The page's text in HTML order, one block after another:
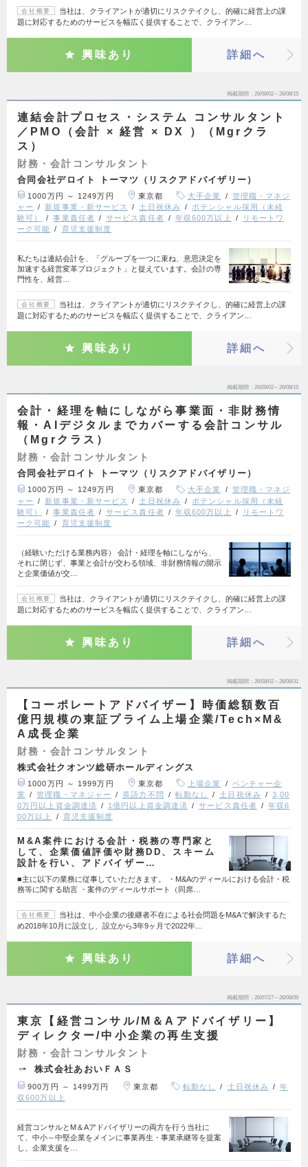
会社概要
当社は、クライアントが適切にリスクテイクし、的確に経営上の課
題に対応するためのサービスを幅広く提供することで、クライアン…
興味あり 詳細へ
掲載期間 26/08/02～26/08/15
連結会計プロセス・システム コンサルタント
／PMO（会計 × 経営 × DX ）（Mgrクラ
ス）
財務・会計コンサルタント
合同会社デロイト トーマツ（リスクアドバイザリー）
1000万円 ～ 1249万円 東京都 大手企業
管理職・マネジ
ャー
新規事業・新サービス 土日祝休み
ポテンシャル採用（未経
験可）
事業責任者 サービス責任者 年収600万以上
リモートワ
ーク可能
育児支援制度
私たちは連結会計を、「グループを一つに束ね、意思決定を
加速する経営変革プロジェクト」と捉えています。会計の専
門性を、経営…
会社概要
当社は、クライアントが適切にリスクテイクし、的確に経営上の課
題に対応するためのサービスを幅広く提供することで、クライアン…
興味あり 詳細へ
掲載期間 26/08/02～26/08/15
会計・経理を軸にしながら事業面・非財務情
報・AIデジタルまでカバーする会計コンサル
（Mgrクラス）
財務・会計コンサルタント
合同会社デロイト トーマツ（リスクアドバイザリー）
1000万円 ～ 1249万円 東京都 大手企業
管理職・マネジ
ャー
新規事業・新サービス 土日祝休み
ポテンシャル採用（未経
験可）
事業責任者 サービス責任者 年収600万以上
リモートワ
ーク可能
育児支援制度
（経験いただける業務内容） 会計・経理を軸にしながら、
それに閉じず、事業と会計が交わる領域、非財務情報の開示
と企業価値が交…
会社概要
当社は、クライアントが適切にリスクテイクし、的確に経営上の課
題に対応するためのサービスを幅広く提供することで、クライアン…
興味あり 詳細へ
掲載期間 26/08/02～26/08/31
【コーポレートアドバイザー】時価総額数百
億円規模の東証プライム上場企業/Tech×M&
A成長企業
財務・会計コンサルタント
株式会社クオンツ総研ホールディングス
1000万円 ～ 1999万円 東京都 上場企業
ベンチャー企
業
管理職・マネジャー 英語力不問 転勤なし 土日祝休み
3,00
0万円以上資金調達済
1億円以上資金調達済 サービス責任者
年収6
00万以上
育児支援制度
M&A案件における会計・税務の専門家と
して、企業価値評価や財務DD、スキーム
設計を行い、アドバイザー…
■主に以下の業務に従事していただきます。 ・M&Aのディールにおける会計・税
務等に関する助言 ・案件のディールサポート（同席…
会社概要
当社は、中小企業の後継者不在による社会問題をM&Aで解決するた
め2018年10月に設立し、設立から3年9ヶ月で2022年…
興味あり 詳細へ
掲載期間 26/07/27～26/08/09
東京【経営コンサル/M＆Aアドバイザリー】
ディレクター/中小企業の再生支援
財務・会計コンサルタント
株式会社あおいＦＡＳ
900万円 ～ 1499万円 東京都 転勤なし 土日祝休み
年
収600万以上
経営コンサルとM＆Aアドバイザリーの両方を行う当社に
て、中小～中堅企業をメインに事業再生・事業承継等を提案
し、企業支援を…